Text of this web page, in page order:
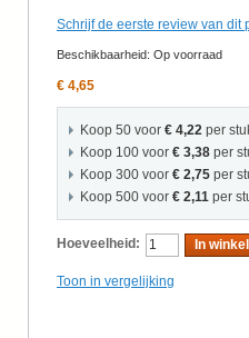
Schrijf de eerste review van dit
Beschikbaarheid: Op voorraad
€ 4,65
Koop 50 voor € 4,22 per
Koop 100 voor € 3,38 per
Koop 300 voor € 2,75 per
Koop 500 voor € 2,11 per
Hoeveelheid: In
Toon in vergelijking